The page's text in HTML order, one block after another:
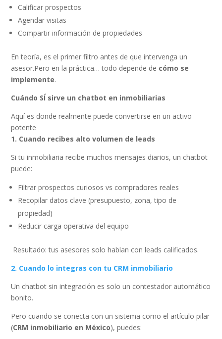
Calificar prospectos
Agendar visitas
Compartir información de propiedades
En teoría, es el primer filtro antes de que intervenga un
asesor.Pero en la práctica… todo depende de cómo se
implemente.
Cuándo SÍ sirve un chatbot en inmobiliarias
Aquí es donde realmente puede convertirse en un activo
potente
1. Cuando recibes alto volumen de leads
Si tu inmobiliaria recibe muchos mensajes diarios, un chatbot
puede:
Filtrar prospectos curiosos vs compradores reales
Recopilar datos clave (presupuesto, zona, tipo de
propiedad)
Reducir carga operativa del equipo
Resultado: tus asesores solo hablan con leads calificados.
2. Cuando lo integras con tu CRM inmobiliario
Un chatbot sin integración es solo un contestador automático
bonito.
Pero cuando se conecta con un sistema como el artículo pilar
(CRM inmobiliario en México), puedes: